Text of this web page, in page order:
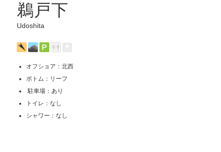
鵜戸下
Udoshita
オフショア：北西
ボトム：リーフ
駐車場：あり
トイレ：なし
シャワー：なし